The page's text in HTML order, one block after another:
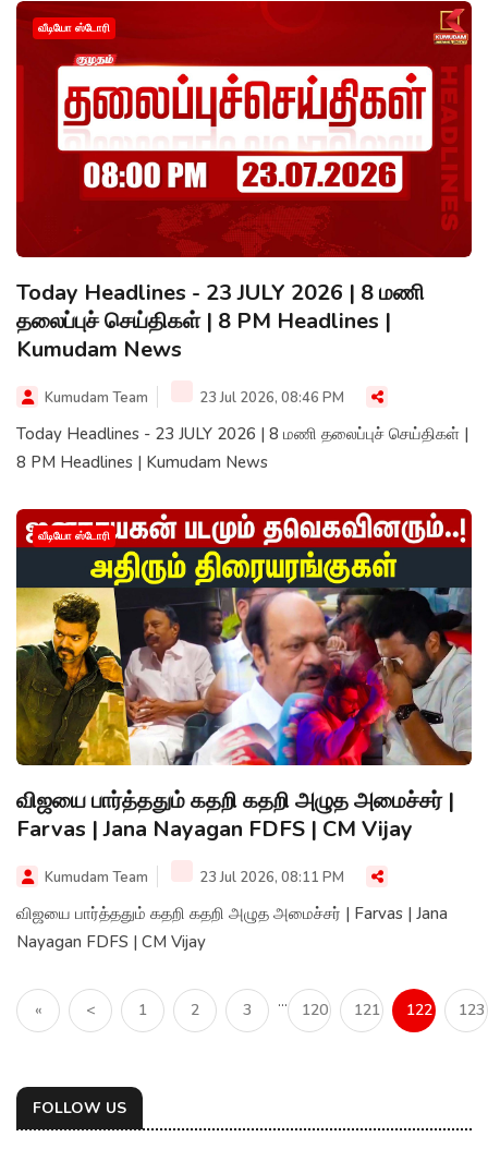
வீடியோ ஸ்டோரி
Today Headlines - 23 JULY 2026 | 8 மணி
தலைப்புச் செய்திகள் | 8 PM Headlines |
Kumudam News
Kumudam Team 23 Jul 2026, 08:46 PM
Today Headlines - 23 JULY 2026 | 8 மணி தலைப்புச் செய்திகள் |
8 PM Headlines | Kumudam News
வீடியோ ஸ்டோரி
விஜயை பார்த்ததும் கதறி கதறி அழுத அமைச்சர் |
Farvas | Jana Nayagan FDFS | CM Vijay
Kumudam Team 23 Jul 2026, 08:11 PM
விஜயை பார்த்ததும் கதறி கதறி அழுத அமைச்சர் | Farvas | Jana
Nayagan FDFS | CM Vijay
« < 1 2 3 ... 120 121 122 123
FOLLOW US